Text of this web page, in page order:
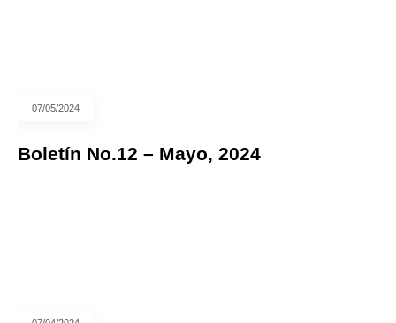
07/05/2024
Boletín No.12 – Mayo, 2024